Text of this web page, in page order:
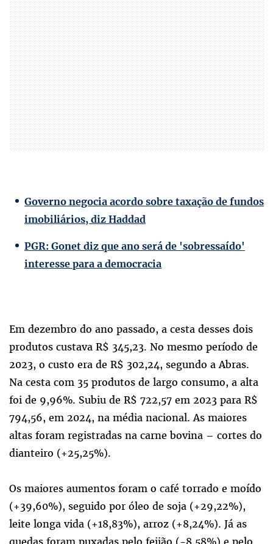
Governo negocia acordo sobre taxação de fundos
imobiliários, diz Haddad
PGR: Gonet diz que ano será de 'sobressaído'
interesse para a democracia
Em dezembro do ano passado, a cesta desses dois
produtos custava R$ 345,23. No mesmo período de
2023, o custo era de R$ 302,24, segundo a Abras.
Na cesta com 35 produtos de largo consumo, a alta
foi de 9,96%. Subiu de R$ 722,57 em 2023 para R$
794,56, em 2024, na média nacional. As maiores
altas foram registradas na carne bovina – cortes do
dianteiro (+25,25%).
Os maiores aumentos foram o café torrado e moído
(+39,60%), seguido por óleo de soja (+29,22%),
leite longa vida (+18,83%), arroz (+8,24%). Já as